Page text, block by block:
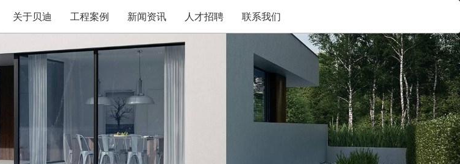
关于贝迪 工程案例 新闻资讯 人才招聘 联系我们